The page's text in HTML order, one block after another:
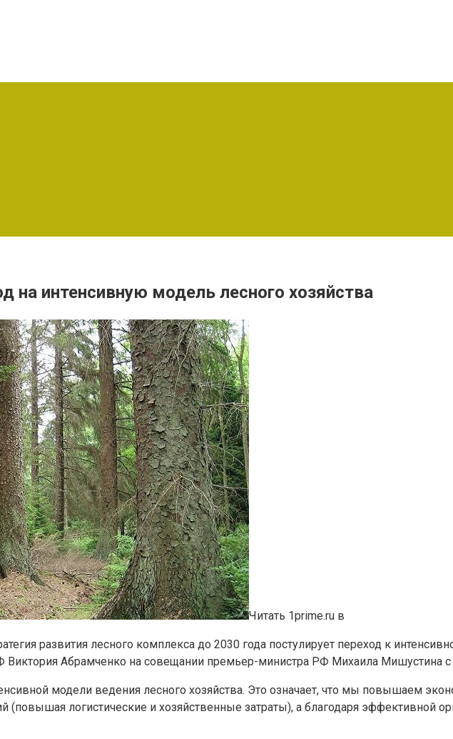
на интенсивную модель лесного хозяйства
Читать 1prime.ru в
развития лесного комплекса до 2030 года постулирует переход к
Виктория Абрамченко на совещании премьер-министра РФ Михаила Мишустина
модели ведения лесного хозяйства. Это означает, что мы повышаем
(повышая логистические и хозяйственные затраты), а благодаря эффективной